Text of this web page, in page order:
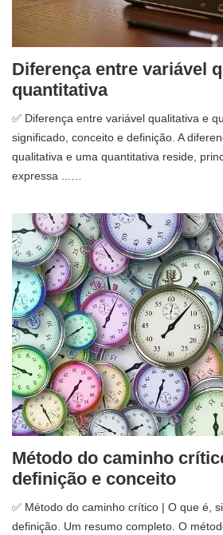
Diferença entre variável
quantitativa
✅ Diferença entre variável qualitativa e
significado, conceito e definição. A
qualitativa e uma quantitativa reside,
expressa ...…
Método do caminho
definição e conceito
✅ Método do caminho crítico | O que é,
definição. Um resumo completo. O